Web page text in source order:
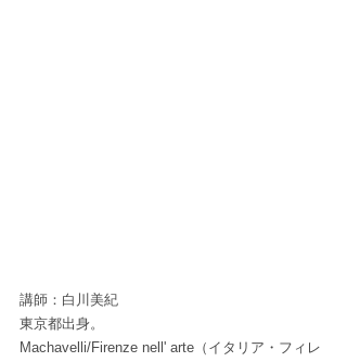
講師：白川美紀
東京都出身。
Machavelli/Firenze nell' arte（イタリア・フィレ